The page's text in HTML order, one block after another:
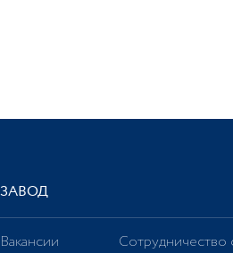
ЗАВОД
Вакансии
Сотрудничество